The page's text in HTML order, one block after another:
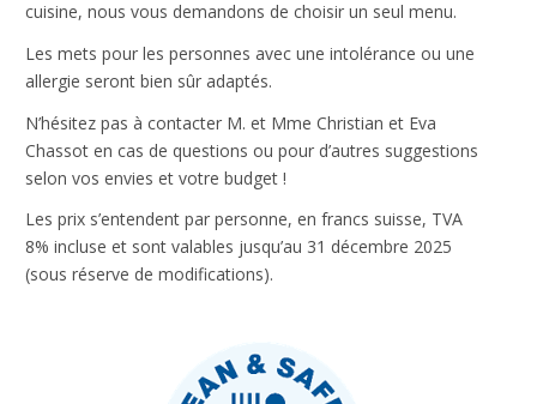
cuisine, nous vous demandons de choisir un seul menu.
Les mets pour les personnes avec une intolérance ou une
allergie seront bien sûr adaptés.
N’hésitez pas à contacter M. et Mme Christian et Eva
Chassot en cas de questions ou pour d’autres suggestions
selon vos envies et votre budget !
Les prix s’entendent par personne, en francs suisse, TVA
8% incluse et sont valables jusqu’au 31 décembre 2025
(sous réserve de modifications).
Nécessaire
facultatifs. Ils
sont
du site Web.
puissions
améliorer la